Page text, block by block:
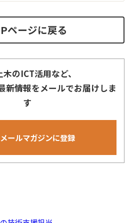
ページに戻る
のICT活用など、
新情報をメールでお届けしま
す
メールマガジンに登録